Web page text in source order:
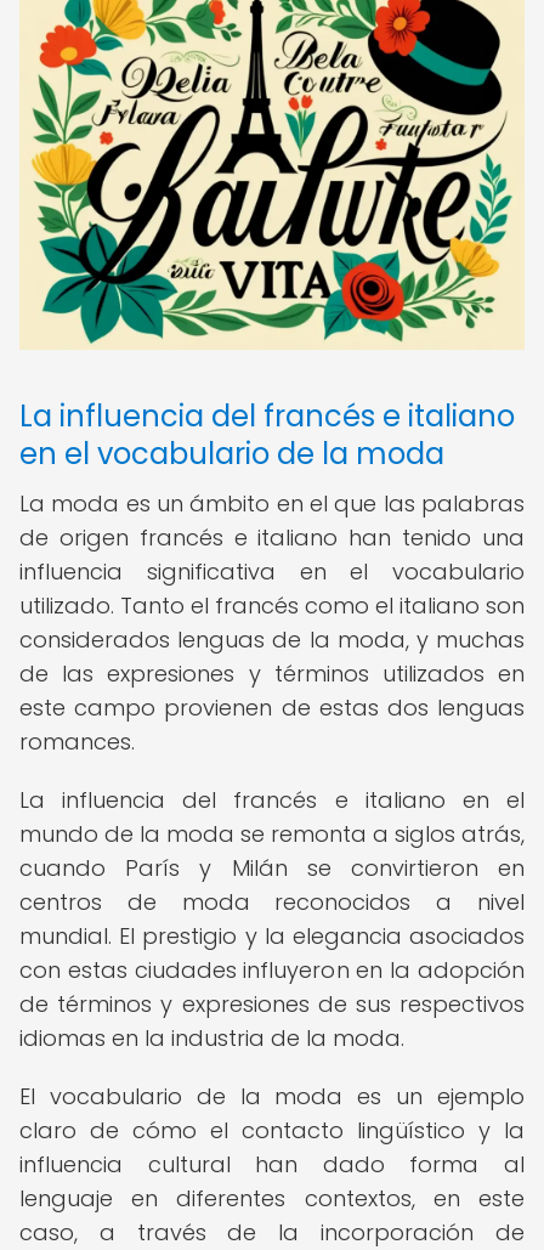
La influencia del francés e italiano
en el vocabulario de la moda
La moda es un ámbito en el que las palabras
de origen francés e italiano han tenido una
influencia significativa en el vocabulario
utilizado. Tanto el francés como el italiano son
considerados lenguas de la moda, y muchas
de las expresiones y términos utilizados en
este campo provienen de estas dos lenguas
romances.
La influencia del francés e italiano en el
mundo de la moda se remonta a siglos atrás,
cuando París y Milán se convirtieron en
centros de moda reconocidos a nivel
mundial. El prestigio y la elegancia asociados
con estas ciudades influyeron en la adopción
de términos y expresiones de sus respectivos
idiomas en la industria de la moda.
El vocabulario de la moda es un ejemplo
claro de cómo el contacto lingüístico y la
influencia cultural han dado forma al
lenguaje en diferentes contextos, en este
caso, a través de la incorporación de